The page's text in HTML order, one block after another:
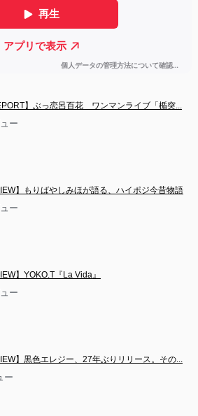
】ぶっ恋呂百花　ワンマンライブ「楯突...
ー
】もりばやしみほが語る、ハイポジ今昔物語
ー
】YOKO.T『La Vida』
ー
】黒色エレジー、27年ぶりリリース。その...
ー